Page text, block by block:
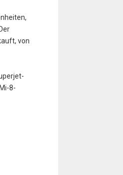
von
8-